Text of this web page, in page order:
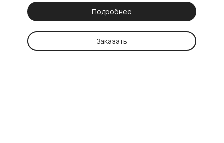
Подробнее
Заказать